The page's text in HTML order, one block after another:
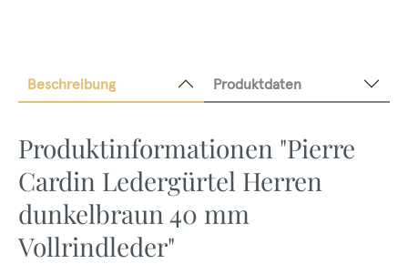
Beschreibung Produktdaten
Produktinformationen "Pierre
Cardin Ledergürtel Herren
dunkelbraun 40 mm
Vollrindleder"